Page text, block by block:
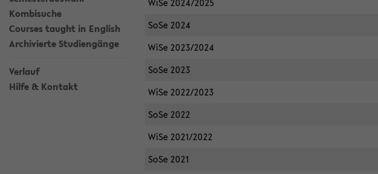
Kombisuche
Courses taught in English
Archivierte Studiengänge
Verlauf
Hilfe & Kontakt
SoSe 2024
WiSe 2023/2024
SoSe 2023
WiSe 2022/2023
SoSe 2022
WiSe 2021/2022
SoSe 2021